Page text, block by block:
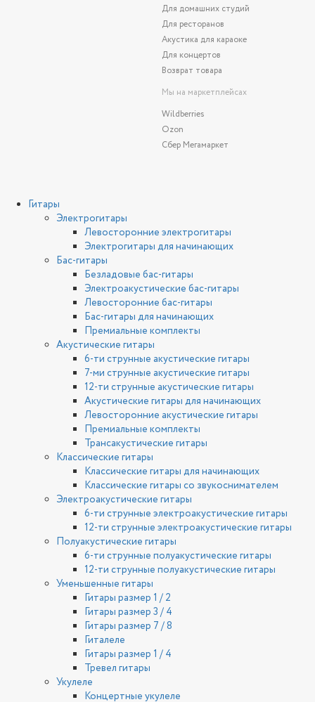
Для домашних студий
Для ресторанов
Акустика для караоке
Для концертов
Возврат товара
Мы на маркетплейсах
Wildberries
Ozon
Сбер Мегамаркет
Гитары
Электрогитары
Левосторонние электрогитары
Электрогитары для начинающих
Бас-гитары
Безладовые бас-гитары
Электроакустические бас-гитары
Левосторонние бас-гитары
Бас-гитары для начинающих
Премиальные комплекты
Акустические гитары
6-ти струнные акустические гитары
7-ми струнные акустические гитары
12-ти струнные акустические гитары
Акустические гитары для начинающих
Левосторонние акустические гитары
Премиальные комплекты
Трансакустические гитары
Классические гитары
Классические гитары для начинающих
Классические гитары со звукоснимателем
Электроакустические гитары
6-ти струнные электроакустические гитары
12-ти струнные электроакустические гитары
Полуакустические гитары
6-ти струнные полуакустические гитары
12-ти струнные полуакустические гитары
Уменьшенные гитары
Гитары размер 1 / 2
Гитары размер 3 / 4
Гитары размер 7 / 8
Гиталеле
Гитары размер 1 / 4
Тревел гитары
Укулеле
Концертные укулеле